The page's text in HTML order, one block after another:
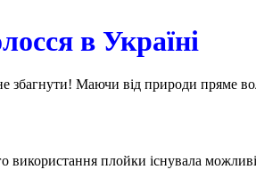
в Україні
збагнути! Маючи від природи пряме
використання плойки існувала